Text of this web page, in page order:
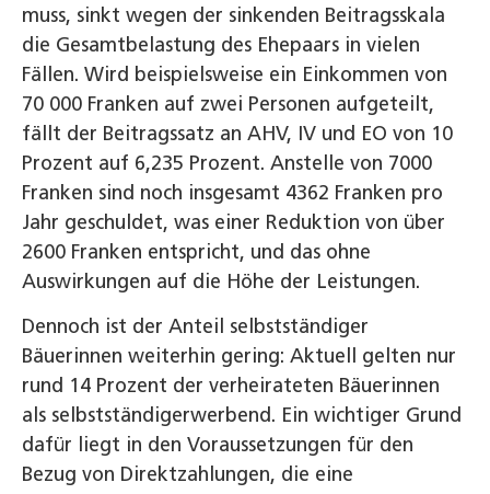
muss, sinkt wegen der sinkenden Beitragsskala
die Gesamtbelastung des Ehepaars in vielen
Fällen. Wird beispielsweise ein Einkommen von
70 000 Franken auf zwei Personen aufgeteilt,
fällt der Beitragssatz an AHV, IV und EO von 10
Prozent auf 6,235 Prozent. Anstelle von 7000
Franken sind noch insgesamt 4362 Franken pro
Jahr geschuldet, was einer Reduktion von über
2600 Franken entspricht, und das ohne
Auswirkungen auf die Höhe der Leistungen.
Dennoch ist der Anteil selbstständiger
Bäuerinnen weiterhin gering: Aktuell gelten nur
rund 14 Prozent der verheirateten Bäuerinnen
als selbstständigerwerbend. Ein wichtiger Grund
dafür liegt in den Voraussetzungen für den
Bezug von Direktzahlungen, die eine